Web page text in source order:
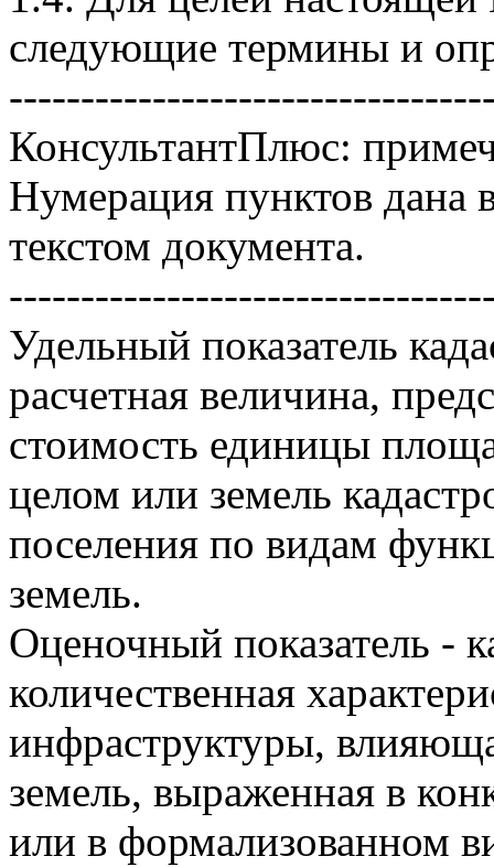
следующие термины и
КонсультантПлюс:
Нумерация пунктов дана
текстом документа.
Удельный показатель
расчетная величина,
стоимость единицы
целом или земель
поселения по видам
земель.
Оценочный показатель -
количественная
инфраструктуры,
земель, выраженная в
или в формализованном